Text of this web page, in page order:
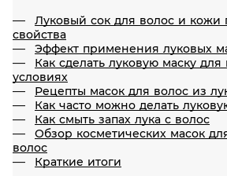
Луковый сок для волос и кожи
свойства
Эффект применения луковых
Как сделать луковую маску
условиях
Рецепты масок для волос из
Как часто можно делать
Как смыть запах лука с волос
Обзор косметических масок
волос
Краткие итоги